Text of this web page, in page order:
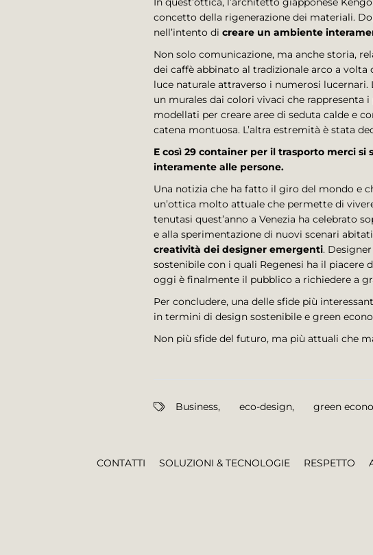
concetto della rigenerazione dei materiali.
nell’intento di creare un ambiente
Non solo comunicazione, ma anche storia,
dei caffè abbinato al tradizionale arco a
luce naturale attraverso i numerosi
un murales dai colori vivaci che rappresenta
modellati per creare aree di seduta calde e
catena montuosa. L’altra estremità è stata
E così 29 container per il trasporto merci
interamente alle persone.
Una notizia che ha fatto il giro del mondo e
un’ottica molto attuale che permette di
tenutasi quest’anno a Venezia ha celebrato
e alla sperimentazione di nuovi scenari
creatività dei designer emergenti.
sostenibile con i quali Regenesi ha il
oggi è finalmente il pubblico a richiedere a
Per concludere, una delle sfide più
in termini di design sostenibile e green
Non più sfide del futuro, ma più attuali che
Business, eco-design, green
RESPETTO
SOLUZIONI & TECNOLOGIE
CONTATTI